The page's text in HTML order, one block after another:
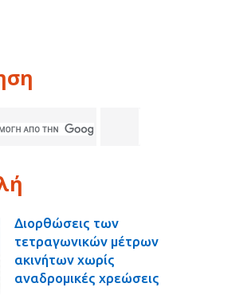
Διορθώσεις των
τετραγωνικών μέτρων
ακινήτων χωρίς
αναδρομικές χρεώσεις